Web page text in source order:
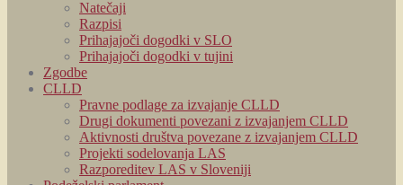
Natečaji
Razpisi
Prihajajoči dogodki v SLO
Prihajajoči dogodki v tujini
Zgodbe
CLLD
Pravne podlage za izvajanje CLLD
Drugi dokumenti povezani z izvajanjem CLLD
Aktivnosti društva povezane z izvajanjem CLLD
Projekti sodelovanja LAS
Razporeditev LAS v Sloveniji